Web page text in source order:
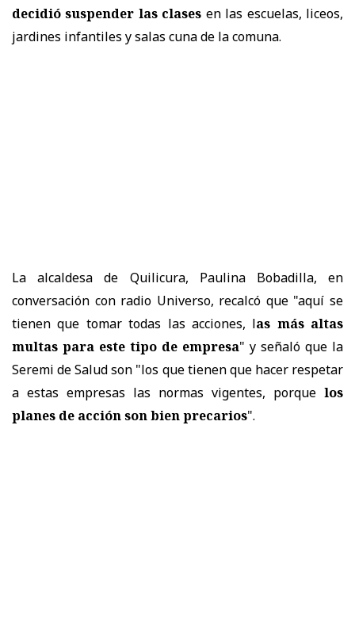
decidió suspender las clases en las escuelas, liceos,
jardines infantiles y salas cuna de la comuna.
La alcaldesa de Quilicura, Paulina Bobadilla, en
conversación con radio Universo, recalcó que "aquí se
tienen que tomar todas las acciones, las más altas
multas para este tipo de empresa" y señaló que la
Seremi de Salud son "los que tienen que hacer respetar
a estas empresas las normas vigentes, porque los
planes de acción son bien precarios".